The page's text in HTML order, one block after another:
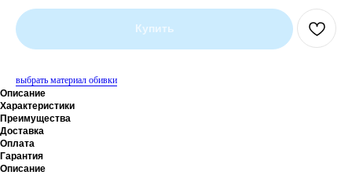
Купить
выбрать материал обивки
Описание
Характеристики
Преимущества
Доставка
Оплата
Гарантия
Описание